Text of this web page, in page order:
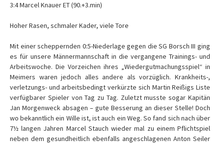
3:4 Marcel Knauer ET (90.+3.min)
Hoher Rasen, schmaler Kader, viele Tore
Mit einer scheppernden 0:5-Niederlage gegen die SG Borsch III ging
es für unsere Männermannschaft in die vergangene Trainings- und
Arbeitswoche. Die Vorzeichen ihres „Wiedergutmachungsspiel“ in
Meimers waren jedoch alles andere als vorzüglich. Krankheits-,
verletzungs- und arbeitsbedingt verkürzte sich Martin Reißigs Liste
verfügbarer Spieler von Tag zu Tag. Zuletzt musste sogar Kapitän
Jan Morgenweck absagen – gute Besserung an dieser Stelle! Doch
wo bekanntlich ein Wille ist, ist auch ein Weg. So fand sich nach über
7½ langen Jahren Marcel Stauch wieder mal zu einem Pflichtspiel
neben dem gesundheitlich ebenfalls angeschlagenen Anton Seiler